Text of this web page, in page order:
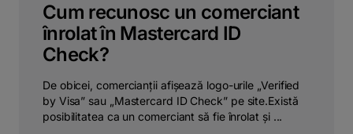
Cum recunosc un comerciant
înrolat în Mastercard ID
Check?
De obicei, comercianții afișează logo-urile „Verified
by Visa” sau „Mastercard ID Check” pe site.Există
posibilitatea ca un comerciant să fie înrolat și ...